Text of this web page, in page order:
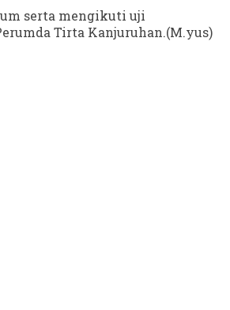
serta mengikuti uji
Tirta Kanjuruhan.(M.yus)